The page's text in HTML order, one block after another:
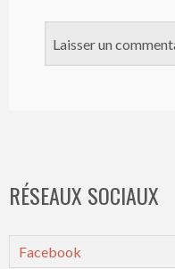
RÉSEAUX SOCIAUX
Facebook